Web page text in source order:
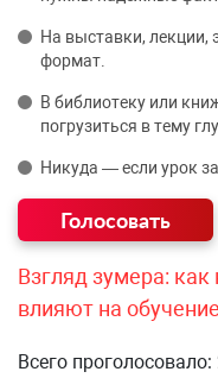
На выставки,
формат.
В библиотеку или
погрузиться в тему
Никуда — если урок
Взгляд зумера:
влияют на обучение
Всего проголосовало: